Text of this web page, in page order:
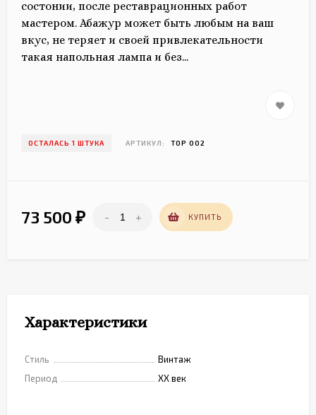
состонии, после реставрационных работ
мастером. Абажур может быть любым на ваш
вкус, не теряет и своей привлекательности
такая напольная лампа и без...
ОСТАЛАСЬ 1 ШТУКА АРТИКУЛ: ТОР 002
73 500 ₽ - + КУПИТЬ
Характеристики
Стиль
Винтаж
Период
XX век